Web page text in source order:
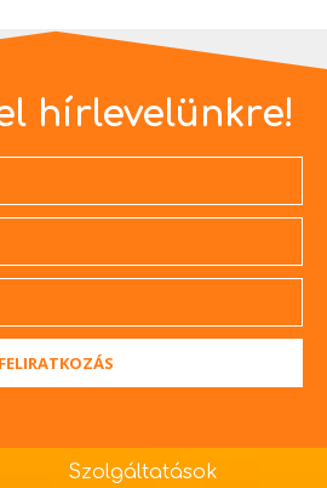
hírlevelünkre!
FELIRATKOZÁS
Szolgáltatások